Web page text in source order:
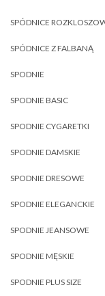
SPÓDNICE
SPÓDNICE Z FALBANĄ
SPODNIE
SPODNIE BASIC
SPODNIE CYGARETKI
SPODNIE DAMSKIE
SPODNIE DRESOWE
SPODNIE ELEGANCKIE
SPODNIE JEANSOWE
SPODNIE MĘSKIE
SPODNIE PLUS SIZE